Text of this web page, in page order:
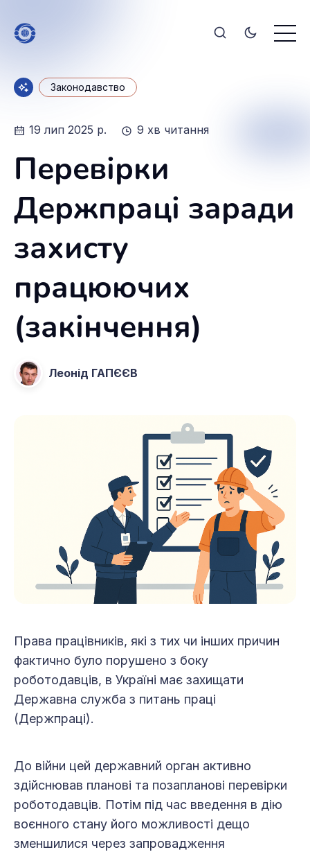
Законодавство
19 лип 2025 р. 9 хв читання
Перевірки
Держпраці заради
захисту
працюючих
(закінчення)
Леонід ГАПЄЄВ
Права працівників, які з тих чи інших причин
фактично було порушено з боку
роботодавців, в Україні має захищати
Державна служба з питань праці
(Держпраці).
До війни цей державний орган активно
здійснював планові та позапланові перевірки
роботодавців. Потім під час введення в дію
воєнного стану його можливості дещо
зменшилися через запровадження